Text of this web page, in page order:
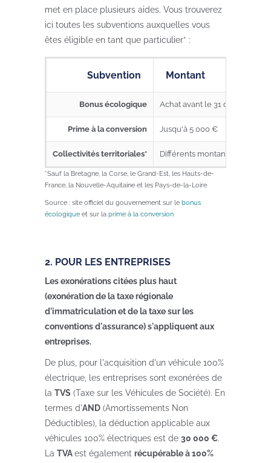
met en place plusieurs aides. Vous trouverez
ici toutes les subventions auxquelles vous
êtes éligible en tant que particulier* :
Subvention Montant
Bonus écologique Achat avant le 31 décembre
Prime à la conversion Jusqu'à 5 000 €
Collectivités territoriales* Différents montants en
*Sauf la Bretagne, la Corse, le Grand-Est, les Hauts-de-
France, la Nouvelle-Aquitaine et les Pays-de-la-Loire
Source : site officiel du gouvernement sur le bonus
écologique et sur la prime à la conversion
2. POUR LES ENTREPRISES
Les exonérations citées plus haut
(exonération de la taxe régionale
d'immatriculation et de la taxe sur les
conventions d'assurance) s'appliquent aux
entreprises.
De plus, pour l'acquisition d'un véhicule 100%
électrique, les entreprises sont exonérées de
la TVS (Taxe sur les Véhicules de Société). En
termes d'AND (Amortissements Non
Déductibles), la déduction applicable aux
véhicules 100% électriques est de 30 000 €.
La TVAest également récupérable à 100%